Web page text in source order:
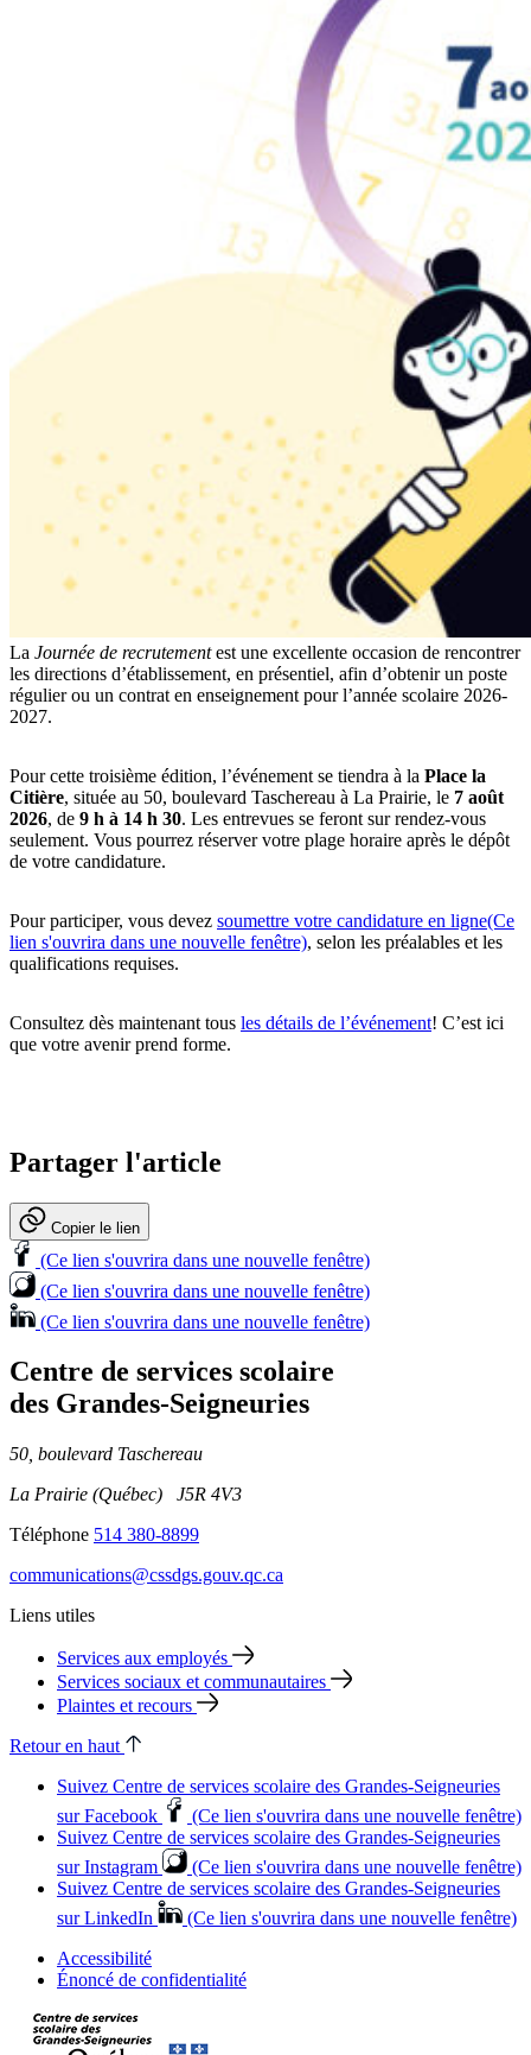
La Journée de recrutementest une excellente occasion de rencontrer
les directions d’établissement, en présentiel, afin d’obtenir un poste
régulier ou un contrat en enseignement pour l’année scolaire 2026-
2027.
Pour cette troisième édition, l’événement se tiendra à la Place la
Citière, située au 50, boulevard Taschereau à La Prairie, le 7 août
2026, de 9 h à 14 h 30. Les entrevues se feront sur rendez-vous
seulement. Vous pourrez réserver votre plage horaire après le dépôt
de votre candidature.
Pour participer, vous devez soumettre votre candidature en ligne(Ce
lien s'ouvrira dans une nouvelle fenêtre), selon les préalables et les
qualifications requises.
Consultez dès maintenant tous les détails de l’événement! C’est ici
que votre avenir prend forme.
Partager l'article
Copier le lien
(Ce lien s'ouvrira dans une nouvelle fenêtre)
(Ce lien s'ouvrira dans une nouvelle fenêtre)
(Ce lien s'ouvrira dans une nouvelle fenêtre)
Centre de services scolaire
des Grandes‑Seigneuries
50, boulevard Taschereau
La Prairie (Québec) J5R 4V3
Téléphone 514 380-8899
communications@cssdgs.gouv.qc.ca
Liens utiles
Services aux employés
Services sociaux et communautaires
Plaintes et recours
Retour en haut
Suivez Centre de services scolaire des Grandes‑Seigneuries
sur Facebook
(Ce lien s'ouvrira dans une nouvelle fenêtre)
Suivez Centre de services scolaire des Grandes‑Seigneuries
sur Instagram
(Ce lien s'ouvrira dans une nouvelle fenêtre)
Suivez Centre de services scolaire des Grandes‑Seigneuries
sur LinkedIn
(Ce lien s'ouvrira dans une nouvelle fenêtre)
Accessibilité
Énoncé de confidentialité